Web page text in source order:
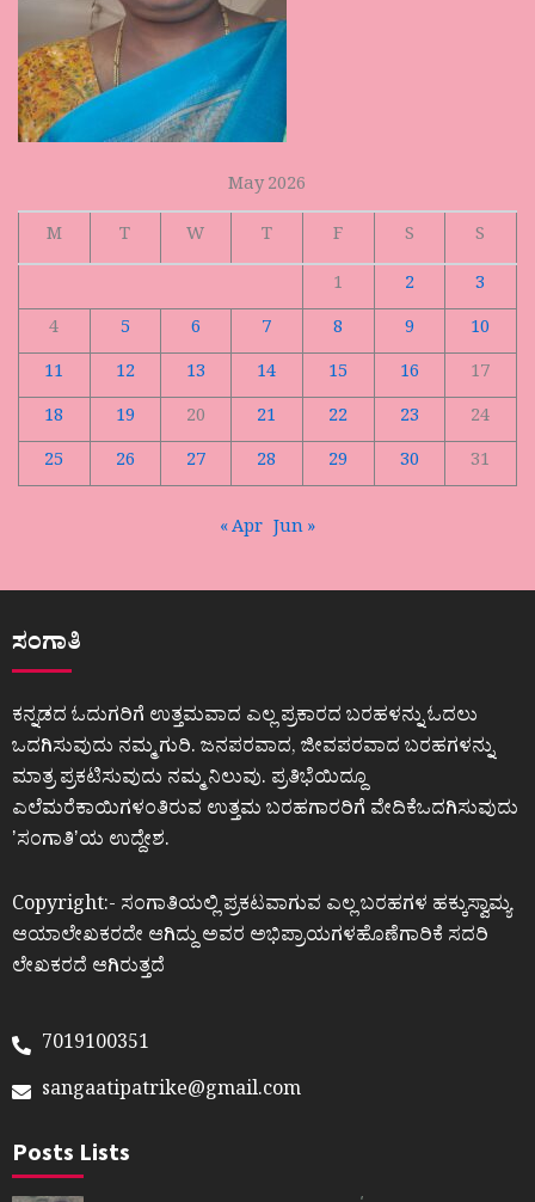
May 2026
M
T W T F S
S
1
2
3
4
5 6 7 8 9
10
11
12 13 14 15 16
17
18
19 20 21 22 23
24
25
26 27 28 29 30 31
« Apr Jun »
ಸಂಗಾತಿ
ಕನ್ನಡದ ಓದುಗರಿಗೆ ಉತ್ತಮವಾದ ಎಲ್ಲ ಪ್ರಕಾರದ ಬರಹಳನ್ನು ಓದಲು
ಒದಗಿಸುವುದು ನಮ್ಮ ಗುರಿ. ಜನಪರವಾದ, ಜೀವಪರವಾದ ಬರಹಗಳನ್ನು
ಮಾತ್ರ ಪ್ರಕಟಿಸುವುದು ನಮ್ಮ ನಿಲುವು. ಪ್ರತಿಭೆಯಿದ್ದೂ
ಎಲೆಮರೆಕಾಯಿಗಳಂತಿರುವ ಉತ್ತಮ ಬರಹಗಾರರಿಗೆ ವೇದಿಕೆಒದಗಿಸುವುದು
ʼಸಂಗಾತಿʼಯ ಉದ್ದೇಶ.
Copyright:- ಸಂಗಾತಿಯಲ್ಲಿ ಪ್ರಕಟವಾಗುವ ಎಲ್ಲ ಬರಹಗಳ ಹಕ್ಕುಸ್ವಾಮ್ಯ
ಆಯಾಲೇಖಕರದೇ ಆಗಿದ್ದು ಅವರ ಅಭಿಪ್ರಾಯಗಳಹೊಣೆಗಾರಿಕೆ ಸದರಿ
ಲೇಖಕರದೆ ಆಗಿರುತ್ತದೆ
7019100351
sangaatipatrike@gmail.com
Posts Lists